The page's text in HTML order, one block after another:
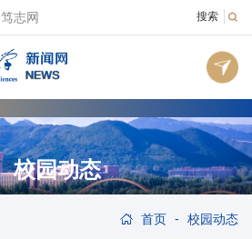
搜索
笃志网
校园动态
首页 - 校园动态